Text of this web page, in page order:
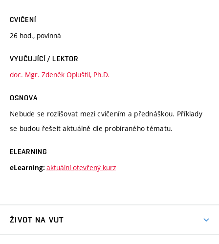
CVIČENÍ
26 hod., povinná
VYUČUJÍCÍ / LEKTOR
doc. Mgr. Zdeněk Opluštil, Ph.D.
OSNOVA
Nebude se rozlišovat mezi cvičením a přednáškou. Příklady
se budou řešeit aktuálně dle probíraného tématu.
ELEARNING
eLearning: aktuální otevřený kurz
ŽIVOT NA VUT